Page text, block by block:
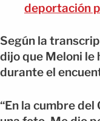
deportación
Según la
dijo que Meloni le
durante el
“En la cumbre del